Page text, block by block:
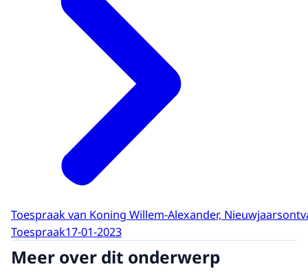
Toespraak van Koning Willem-Alexander,
Toespraak17-01-2023
Meer over dit onderwerp